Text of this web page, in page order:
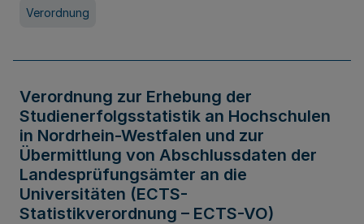
Verordnung
Verordnung zur Erhebung der
Studienerfolgsstatistik an Hochschulen
in Nordrhein-Westfalen und zur
Übermittlung von Abschlussdaten der
Landesprüfungsämter an die
Universitäten (ECTS-
Statistikverordnung – ECTS-VO)